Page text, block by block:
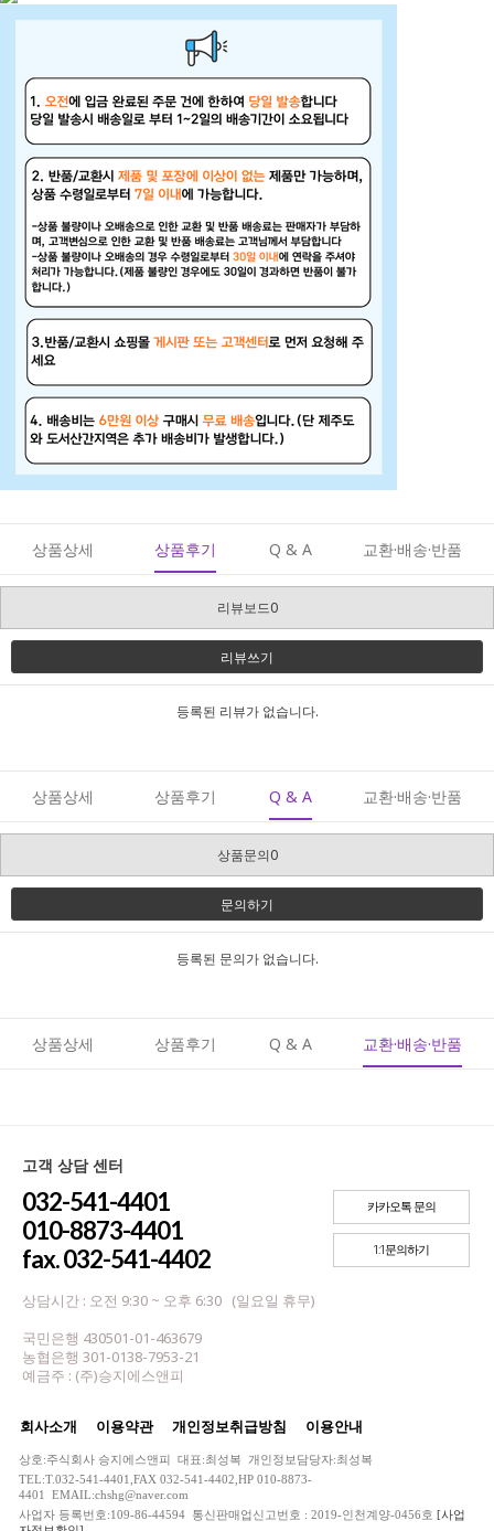
상품상세 상품후기 Q & A 교환·배송·반품
리뷰보드0
리뷰쓰기
등록된 리뷰가 없습니다.
상품상세 상품후기 Q & A 교환·배송·반품
상품문의0
문의하기
등록된 문의가 없습니다.
상품상세 상품후기 Q & A 교환·배송·반품
고객 상담 센터
032-541-4401
010-8873-4401
fax. 032-541-4402
상담시간 : 오전 9:30 ~ 오후 6:30 (일요일 휴무)
국민은행 430501-01-463679
농협은행 301-0138-7953-21
예금주 : (주)승지에스앤피
카카오톡 문의
1:1문의하기
회사소개 이용약관 개인정보취급방침 이용안내
상호:주식회사 승지에스앤피 대표:최성복 개인정보담당자:최성복
TEL:T.032-541-4401,FAX 032-541-4402,HP 010-8873-
4401 EMAIL:chshg@naver.com
사업자 등록번호:109-86-44594 통신판매업신고번호 : 2019-인천계양-0456호 [사업